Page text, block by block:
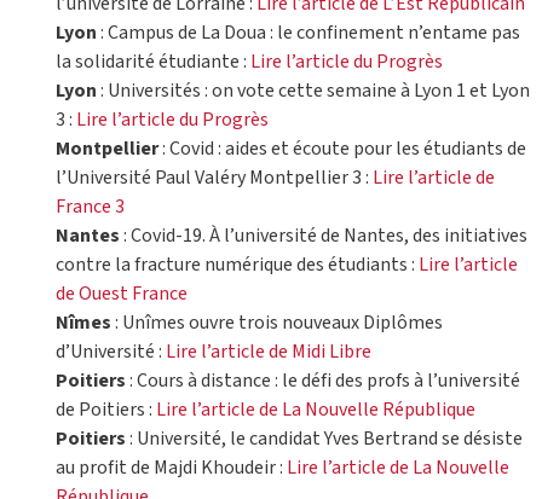
Lyon: Campus de La Doua : le confinement n’entame pas
la solidarité étudiante : Lire l’article du Progrès
Lyon: Universités : on vote cette semaine à Lyon 1 et Lyon
3 : Lire l’article du Progrès
Montpellier: Covid : aides et écoute pour les étudiants de
l’Université Paul Valéry Montpellier 3 : Lire l’article de
France 3
Nantes: Covid-19. À l’université de Nantes, des initiatives
contre la fracture numérique des étudiants : Lire l’article
de Ouest France
Nîmes: Unîmes ouvre trois nouveaux Diplômes
d’Université : Lire l’article de Midi Libre
Poitiers: Cours à distance : le défi des profs à l’université
de Poitiers : Lire l’article de La Nouvelle République
Poitiers: Université, le candidat Yves Bertrand se désiste
au profit de Majdi Khoudeir : Lire l’article de La Nouvelle